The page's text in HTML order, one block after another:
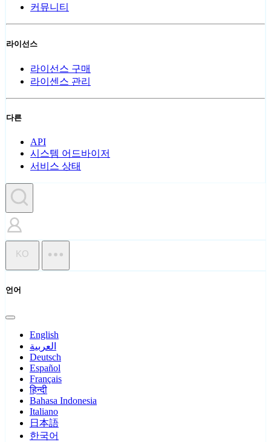
커뮤니티
라이선스
라이선스 구매
라이센스 관리
다른
API
시스템 어드바이저
서비스 상태
KO
언어
English
العربية
Deutsch
Español
Français
हिन्दी
Bahasa Indonesia
Italiano
日本語
한국어